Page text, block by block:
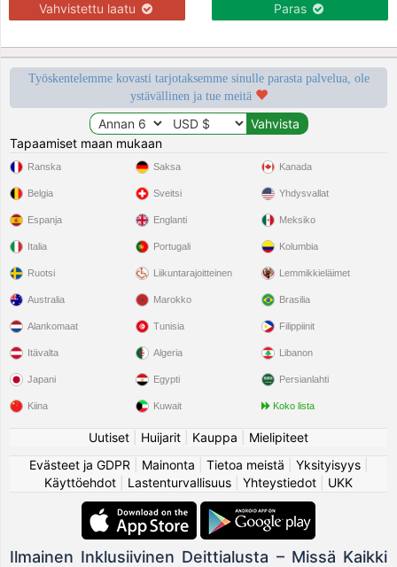
Vahvistettu laatu Paras
Työskentelemme kovasti tarjotaksemme sinulle parasta palvelua, ole
ystävällinen ja tue meitä
Tapaamiset maan mukaan
Ranska
Belgia
Espanja
Italia
Ruotsi
Saksa
Sveitsi
Englanti
Portugali
Liikuntarajoitteinen
Kanada
Yhdysvallat
Meksiko
Kolumbia
Lemmikkieläimet
Australia
Alankomaat
Itävalta
Japani
Kiina
Marokko
Tunisia
Algeria
Egypti
Kuwait
Brasilia
Filippiinit
Libanon
Persianlahti
Koko lista
Uutiset Huijarit Kauppa
Mielipiteet
Evästeet ja GDPR
Mainonta Tietoa meistä Yksityisyys|
Käyttöehdot
Lastenturvallisuus Yhteystiedot UKK
Ilmainen Inklusiivinen Deittialusta – Missä Kaikki